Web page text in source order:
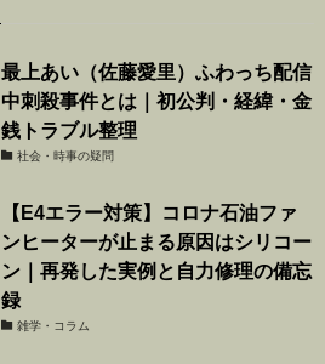
最上あい（佐藤愛里）ふわっち配信
中刺殺事件とは｜初公判・経緯・金
銭トラブル整理
社会・時事の疑問
【E4エラー対策】コロナ石油ファ
ンヒーターが止まる原因はシリコー
ン｜再発した実例と自力修理の備忘
録
雑学・コラム